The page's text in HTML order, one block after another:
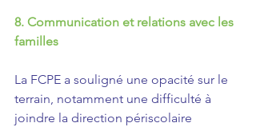
8. Communication et relations avec les
familles
La FCPE a souligné une opacité sur le
terrain, notamment une difficulté à
joindre la direction périscolaire